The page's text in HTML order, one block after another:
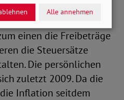
weitere Regelungen,
Erbschaften entlasten
einen die Freibeträge
die Steuersätze
Die persönlichen
zuletzt 2009. Da die
Inflation seitdem
Alle annehmen